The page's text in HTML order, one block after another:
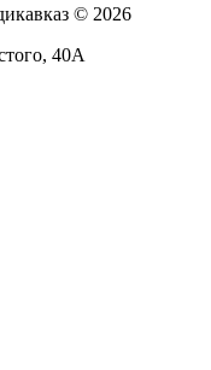
© 2026
40А